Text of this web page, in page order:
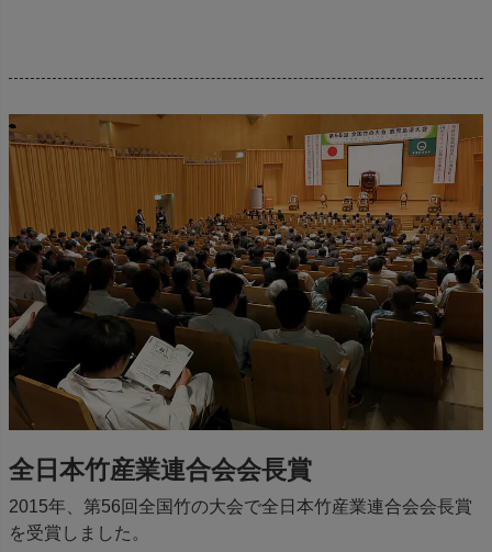
全日本竹産業連合会会長賞
2015年、第56回全国竹の大会で全日本竹産業連合会会長賞
を受賞しました。